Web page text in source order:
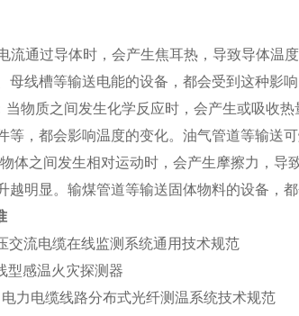
流通过导体时，会产生焦耳热，导致导体温
母线槽等输送电能的设备，都会受到这种影响
当物质之间发生化学反应时，会产生或吸收
等，都会影响温度的变化。油气管道等输送
体之间发生相对运动时，会产生摩擦力，导
越明显。输煤管道等输送固体物料的设备，都
交流电缆在线监测系统通用技术规范
型感温火灾探测器
力电缆线路分布式光纤测温系统技术规范